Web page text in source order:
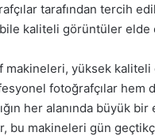
tarafından tercih
kaliteli görüntüler elde
yüksek
fotoğrafçılar
her alanında büyük
bu makineleri gün